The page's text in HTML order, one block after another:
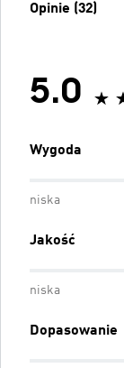
Opinie (32)
5.0
Wygoda
niska
Jakość
niska
Dopasowanie